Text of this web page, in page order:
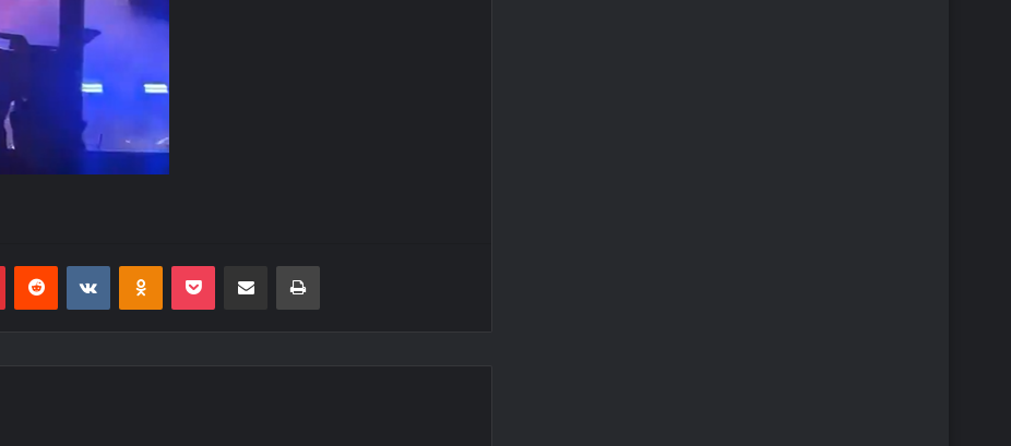
PinterestReddit VKontakteOdnoklassniki
Pocket E-Posta ile paylaş Yazdır